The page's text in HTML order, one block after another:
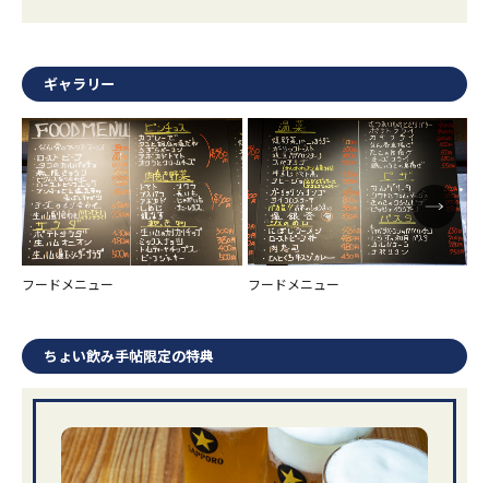
ギャラリー
フードメニュー フードメニュー
ちょい飲み手帖限定の特典